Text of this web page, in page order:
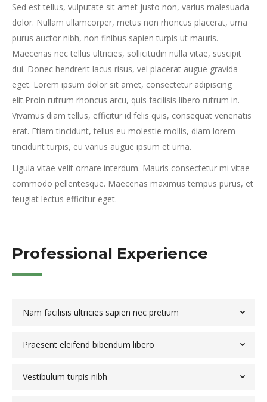
Sed est tellus, vulputate sit amet justo non, varius malesuada
dolor. Nullam ullamcorper, metus non rhoncus placerat, urna
purus auctor nibh, non finibus sapien turpis ut mauris.
Maecenas nec tellus ultricies, sollicitudin nulla vitae, suscipit
dui. Donec hendrerit lacus risus, vel placerat augue gravida
eget. Lorem ipsum dolor sit amet, consectetur adipiscing
elit.Proin rutrum rhoncus arcu, quis facilisis libero rutrum in.
Vivamus diam tellus, efficitur id felis quis, consequat venenatis
erat. Etiam tincidunt, tellus eu molestie mollis, diam lorem
tincidunt turpis, eu varius augue ipsum et urna.
Ligula vitae velit ornare interdum. Mauris consectetur mi vitae
commodo pellentesque. Maecenas maximus tempus purus, et
feugiat lectus efficitur eget.
Professional Experience
Nam facilisis ultricies sapien nec pretium
Praesent eleifend bibendum libero
Vestibulum turpis nibh